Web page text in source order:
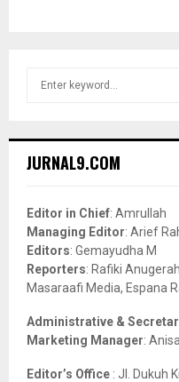
h
o
r
:
JURNAL9.COM
Editor in Chief: Amrullah
Managing Editor: Arief
Editors: Gemayudha M
Reporters: Rafiki
Masaraafi Media, Espana
Administrative &
Marketing Manager:
Editor’s Office : Jl. Dukuh